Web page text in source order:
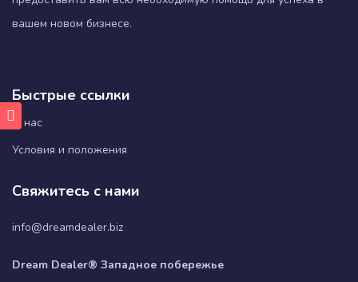
вашем новом бизнесе.
Быстрые ссылки
О нас
Условия и положения
Свяжитесь с нами
info@dreamdealer.biz
Dream Dealer® Западное побережье